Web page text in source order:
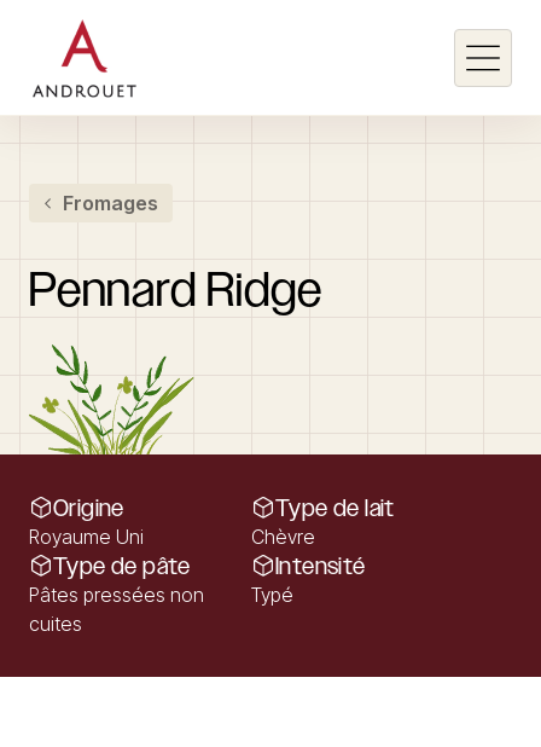
Rechercher un mot clé
Fromages
Pennard Ridge
Origine
Royaume Uni
Type de lait
Chèvre
Type de pâte
Pâtes pressées non
cuites
Intensité
Typé